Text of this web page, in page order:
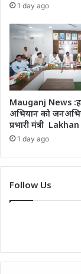
1 day ago
Mauganj News
अभियान को
प्रभारी मंत्री
1 day ago
Follow Us